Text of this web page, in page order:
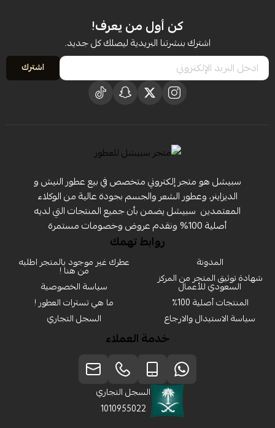
كن أول من يعرف!
اشترك بنشرتنا البريدية ليصلك كل جديد.
اشترك
سبيشل هو متجر إلكتروني متخصص في بيع عطور النيش و
الديزاينر، وعطور الشعر والجسم بجودة عالية من الوكلاء
المعتمدين ‏ سبيشل يضمن بأن جميع المنتجات التي لديه
أصلية 100% ونقدم عروض وخصومات مستمرة
روابط تهمك
المدونة
شهادة توثيق المتجر من المركز
السعودي للأعمال
المنتجات أصلية 100٪
سياسة الاستبدال والارجاع
عطرك غير موجود بالمتجر اطلبه
من هنا !
سياسة الخصوصية
ما هي تسترات العطور !
السجل التجاري
خدمة العملاء
السجل التجاري
1010955022